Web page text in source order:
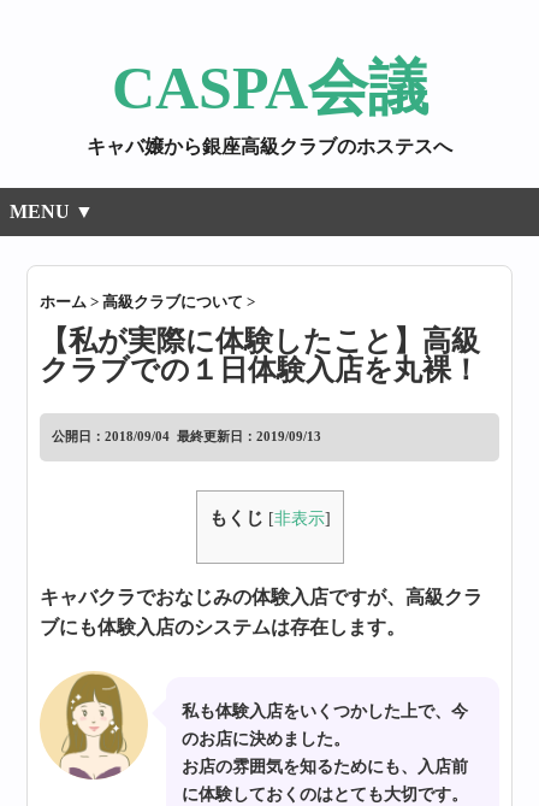
CASPA会議
キャバ嬢から銀座高級クラブのホステスへ
MENU ▼
ホーム >高級クラブについて >
【私が実際に体験したこと】高級
クラブでの１日体験入店を丸裸！
公開日：2018/09/04 最終更新日：2019/09/13
もくじ [非表示]
キャバクラでおなじみの体験入店ですが、高級クラ
ブにも体験入店のシステムは存在します。
私も体験入店をいくつかした上で、今
のお店に決めました。
お店の雰囲気を知るためにも、入店前
に体験しておくのはとても大切です。